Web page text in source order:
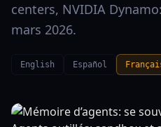
centers, NVIDIA
mars 2026.
English Español